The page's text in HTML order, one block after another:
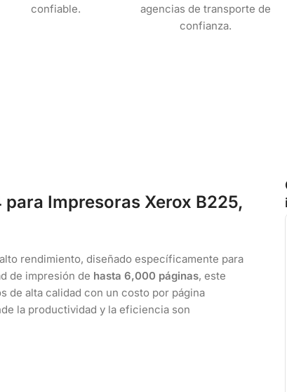
confiable.
agencias de transporte de
confianza.
Impresoras Xerox B225,
rendimiento, diseñado específicamente para
de impresión de hasta 6,000 páginas, este
de alta calidad con un costo por página
la productividad y la eficiencia son